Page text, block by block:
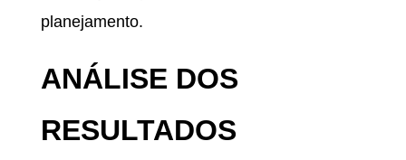
planejamento.
ANÁLISE DOS
RESULTADOS